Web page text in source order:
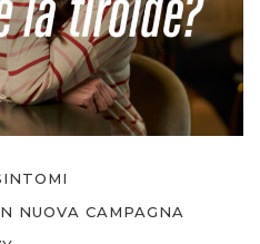
NUOVA CAMPAGNA